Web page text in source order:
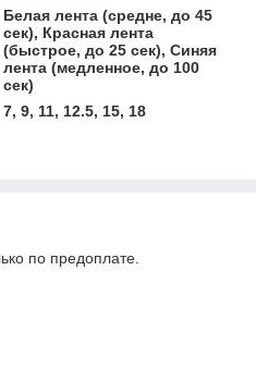
Белая лента (средне, до 45
сек), Красная лента
(быстрое, до 25 сек), Синяя
лента (медленное, до 100
сек)
7, 9, 11, 12.5, 15, 18
по предоплате.